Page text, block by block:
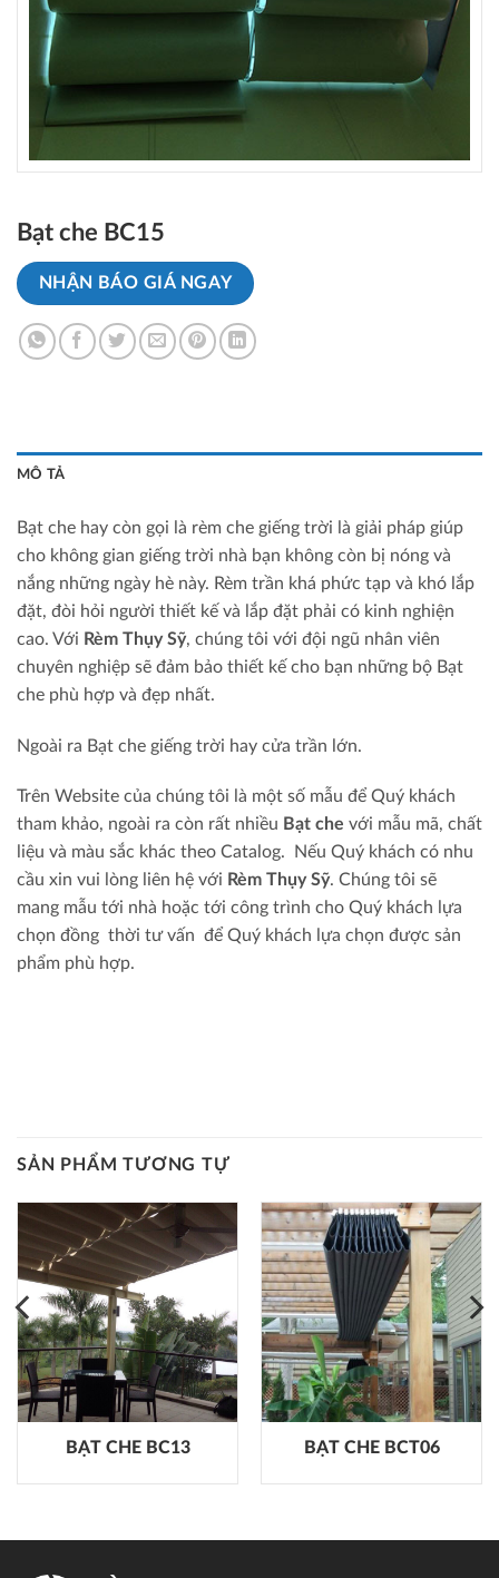
Bạt che BC15
NHẬN BÁO GIÁ NGAY
MÔ TẢ
Bạt che hay còn gọi là rèm che giếng trời là giải pháp giúp
cho không gian giếng trời nhà bạn không còn bị nóng và
nắng những ngày hè này. Rèm trần khá phức tạp và khó lắp
đặt, đòi hỏi người thiết kế và lắp đặt phải có kinh nghiện
cao. Với Rèm Thụy Sỹ, chúng tôi với đội ngũ nhân viên
chuyên nghiệp sẽ đảm bảo thiết kế cho bạn những bộ Bạt
che phù hợp và đẹp nhất.
Ngoài ra Bạt che giếng trời hay cửa trần lớn.
Trên Website của chúng tôi là một số mẫu để Quý khách
tham khảo, ngoài ra còn rất nhiều Bạt che với mẫu mã, chất
liệu và màu sắc khác theo Catalog. Nếu Quý khách có nhu
cầu xin vui lòng liên hệ với Rèm Thụy Sỹ. Chúng tôi sẽ
mang mẫu tới nhà hoặc tới công trình cho Quý khách lựa
chọn đồng thời tư vấn để Quý khách lựa chọn được sản
phẩm phù hợp.
SẢN PHẨM TƯƠNG TỰ
BẠT CHE BC13 BẠT CHE BCT06